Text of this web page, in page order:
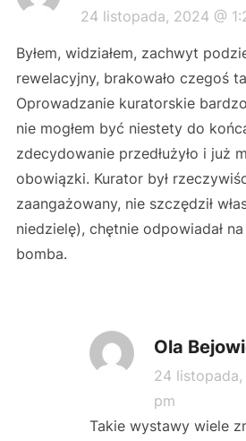
24 listopada, 2024 @
Byłem, widziałem, zachwyt
rewelacyjny, brakowało czegoś
Oprowadzanie kuratorskie
nie mogłem być niestety do
zdecydowanie przedłużyło i już
obowiązki. Kurator był
zaangażowany, nie szczędził
niedzielę), chętnie odpowiadał
bomba.
Ola
24
pm
Takie wystawy wiele